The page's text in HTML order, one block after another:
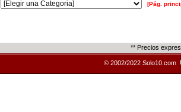
[Pág.
** Precios
© 2002/2022 Solo10.com